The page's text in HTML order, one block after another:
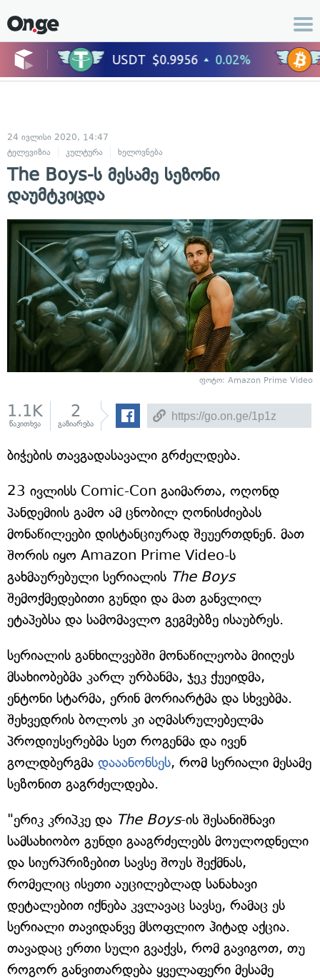
24 ივლისი 2020, 14:47
ტელევიზია
კულტურა ხელოვნება
The Boys-ს მესამე სეზონი
დაუმტკიცდა
ფოტო: Amazon Prime Video
1.1K
წაკითხვა
2
გაზიარება
ბიჭების თავგადასავალი გრძელდება.
23 ივლისს Comic-Con გაიმართა, ოღონდ
პანდემიის გამო ამ ცნობილ ღონისძიებას
მონაწილეები დისტანციურად შეუერთდნენ. მათ
შორის იყო Amazon Prime Video-ს
გახმაურებული სერიალის The Boys
შემოქმედებითი გუნდი და მათ განვლილ
ეტაპებსა და სამომავლო გეგმებზე ისაუბრეს.
სერიალის განხილვებში მონაწილეობა მიიღეს
მსახიობებმა კარლ ურბანმა, ჯეკ ქუეიდმა,
ენტონი სტარმა, ერინ მორიარტმა და სხვებმა.
შეხვედრის ბოლოს კი აღმასრულებელმა
პროდიუსერებმა სეთ როგენმა და ივენ
გოლდბერგმა დააანონსეს, რომ სერიალი მესამე
სეზონით გაგრძელდება.
"ერიკ კრიპკე და The Boys-ის შესანიშნავი
სამსახიობო გუნდი გააგრძელებს მოულოდნელი
და სიურპრიზებით სავსე შოუს შექმნას,
რომელიც ისეთი აუცილებლად სანახავი
დეტალებით იქნება კვლავაც სავსე, რამაც ეს
სერიალი თავიდანვე მსოფლიო ჰიტად აქცია.
თავადაც ერთი სული გვაქვს, რომ გავიგოთ, თუ
როგორ განვითარდება ყველაფერი მესამე